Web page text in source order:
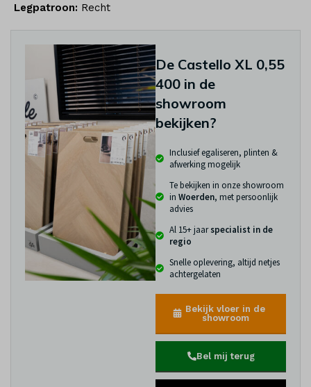
Legpatroon: Recht
De Castello XL 0,55
400 in de
showroom
bekijken?
Inclusief egaliseren, plinten &
afwerking mogelijk
Te bekijken in onze showroom
in Woerden, met persoonlijk
advies
Al 15+ jaarspecialist in de
regio
Snelle oplevering, altijd netjes
achtergelaten
Bekijk vloer in de
showroom
Bel mij terug